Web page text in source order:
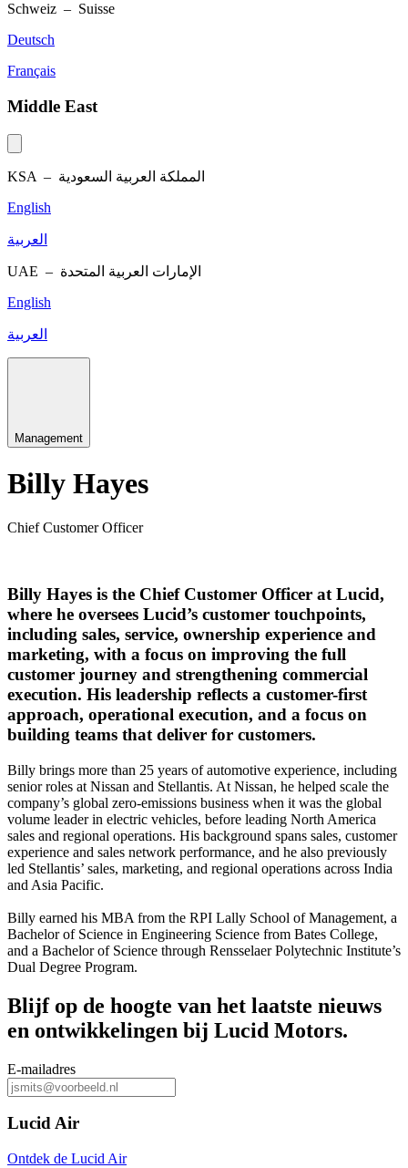
Schweiz – Suisse
Deutsch
Français
Middle East
KSA – المملكة العربية السعودية
English
العربية
UAE – الإمارات العربية المتحدة
English
العربية
Management
Billy Hayes
Chief Customer Officer
Billy Hayes is the Chief Customer Officer at Lucid,
where he oversees Lucid’s customer touchpoints,
including sales, service, ownership experience and
marketing, with a focus on improving the full
customer journey and strengthening commercial
execution. His leadership reflects a customer-first
approach, operational execution, and a focus on
building teams that deliver for customers.
Billy brings more than 25 years of automotive experience, including
senior roles at Nissan and Stellantis. At Nissan, he helped scale the
company’s global zero-emissions business when it was the global
volume leader in electric vehicles, before leading North America
sales and regional operations. His background spans sales, customer
experience and sales network performance, and he also previously
led Stellantis’ sales, marketing, and regional operations across India
and Asia Pacific.
Billy earned his MBA from the RPI Lally School of Management, a
Bachelor of Science in Engineering Science from Bates College,
and a Bachelor of Science through Rensselaer Polytechnic Institute’s
Dual Degree Program.
Blijf op de hoogte van het laatste nieuws
en ontwikkelingen bij Lucid Motors.
E-mailadres
Lucid Air
Ontdek de Lucid Air